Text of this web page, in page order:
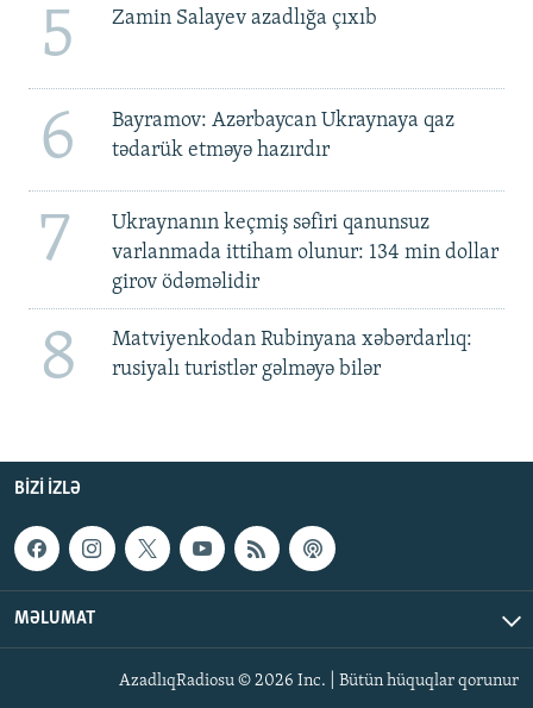
5 Zamin Salayev azadlığa çıxıb
6
Bayramov: Azərbaycan Ukraynaya qaz
tədarük etməyə hazırdır
7
Ukraynanın keçmiş səfiri qanunsuz
varlanmada ittiham olunur: 134 min dollar
girov ödəməlidir
8
Matviyenkodan Rubinyana xəbərdarlıq:
rusiyalı turistlər gəlməyə bilər
BIZI IZLƏ
MƏLUMAT
AzadlıqRadiosu © 2026 Inc. | Bütün hüquqlar qorunur